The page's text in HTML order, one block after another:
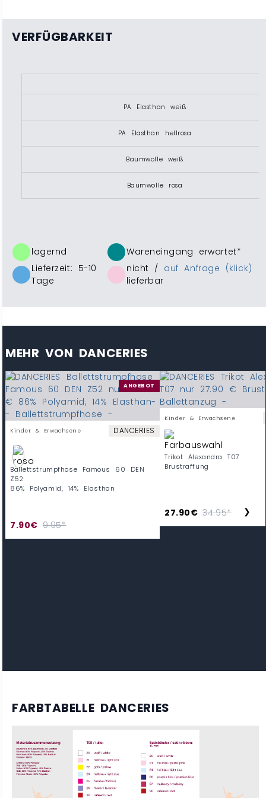
VERFÜGBARKEIT
PA Elasthan weiß
PA Elasthan hellrosa
Baumwolle weiß
Baumwolle rosa
lagernd
Wareneingang erwartet*
Lieferzeit: 5-10
Tage
nicht / auf Anfrage (klick)
lieferbar
MEHR VON DANCERIES
ANGEBOT
Kinder & Erwachsene DANCERIES
Ballettstrumpfhose Famous 60 DEN
Z52
86% Polyamid, 14% Elasthan
7.90€ 9.95*
Kinder & Erwachsene
Trikot Alexandra T07
Brustraffung
27.90€ 34.95* ❯
FARBTABELLE DANCERIES